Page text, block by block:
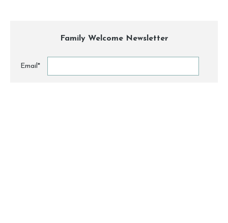
Family Welcome Newsletter
Email*